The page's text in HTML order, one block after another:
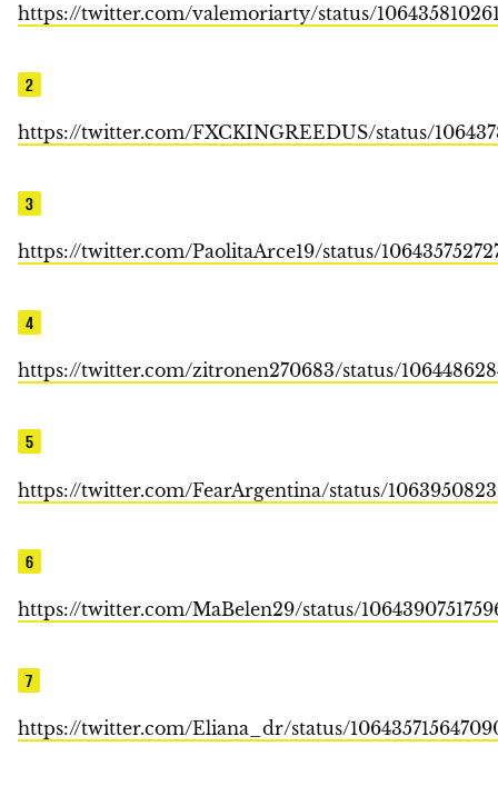
https://twitter.com/valemoriarty/status/
2
https://twitter.com/FXCKINGREEDUS/status/
3
https://twitter.com/PaolitaArce19/status/
4
https://twitter.com/zitronen270683/status/
5
https://twitter.com/FearArgentina/status/
6
https://twitter.com/MaBelen29/status/
7
https://twitter.com/Eliana_dr/status/